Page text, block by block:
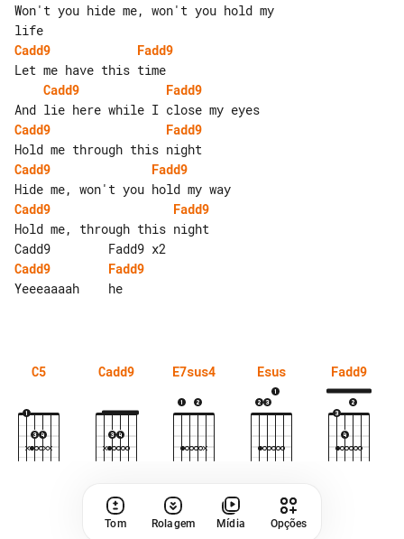
Won't you hide me, won't you hold my
Cadd9
Fadd9
Cadd9
Fadd9
Cadd9
Fadd9
Cadd9
Fadd9
Cadd9
Fadd9
Hold me, through this night
Cadd9
Fadd9
Yeeeaaaah    he
C5 Cadd9 E7sus4 Esus Fadd9
Tom Rolagem Mídia Opções